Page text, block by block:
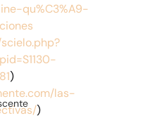
qu%C3%A9-
)
las-
)